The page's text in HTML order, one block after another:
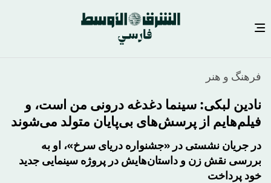
محتوای
اصلی
فرهنگ و هنر
نادین لبکی: سینما دغدغه درونی من است، و
فیلم‌هایم از پرسش‌های بی‌پایان متولد می‌شوند
در جریان نشستی در «جشنواره دریای سرخ»، او به
بررسی نقش زن و داستان‌هایش در پروژه سینمایی جدید
خود پرداخت